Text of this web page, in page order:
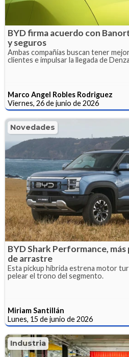
BYD firma acuerdo con
y seguros
Ambas compañías buscan tener
clientes e impulsar la llegada de
Marco Angel Robles Rodriguez
Viernes, 26 de junio de 2026
Novedades
BYD Shark Performance,
de arrastre
Esta pickup híbrida estrena motor
pelear el trono del segmento.
Miriam Santillán
Lunes, 15 de junio de 2026
Industria